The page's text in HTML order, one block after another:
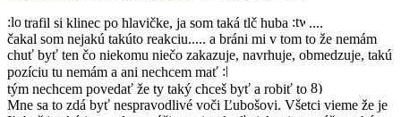
trafil si klinec po hlavičke, ja som taká tlč huba
....
čakal som nejakú takúto reakciu..... a bráni mi v tom to že nemám
chuť byť ten čo niekomu niečo zakazuje, navrhuje, obmedzuje, takú
pozíciu tu nemám a ani nechcem mať
tým nechcem povedať že ty taký chceš byť a robiť to
Mne sa to zdá byť nespravodlivé voči Ľubošovi. Všetci vieme že je